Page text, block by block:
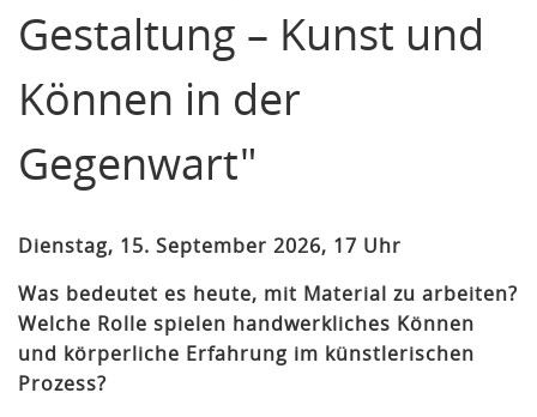
Gestaltung – Kunst und
Können in der
Gegenwart"
Dienstag, 15. September 2026, 17 Uhr
Was bedeutet es heute, mit Material zu arbeiten?
Welche Rolle spielen handwerkliches Können
und körperliche Erfahrung im künstlerischen
Prozess?